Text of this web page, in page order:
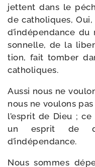
jettent dans le
de catho­liques,
d’indépendance
son­nelle, de la
tion, fait tom­ber
catholiques.
Aussi nous ne
nous ne vou­lons
l’esprit de Dieu ; ce
un esprit de
d’indépendance.
Nous sommes